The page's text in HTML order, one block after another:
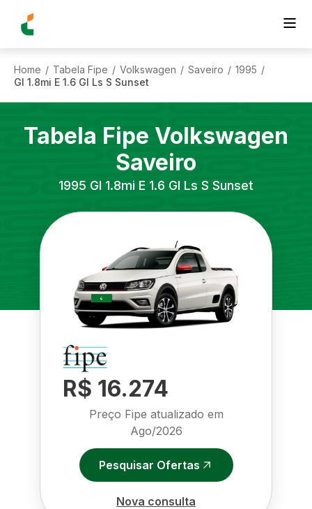
Home / Tabela Fipe / Volkswagen / Saveiro / 1995 /
Gl 1.8mi E 1.6 Gl Ls S Sunset
Tabela Fipe Volkswagen
Saveiro
1995 Gl 1.8mi E 1.6 Gl Ls S Sunset
R$ 16.274
Preço Fipe atualizado em
Ago/2026
Pesquisar Ofertas
Nova consulta